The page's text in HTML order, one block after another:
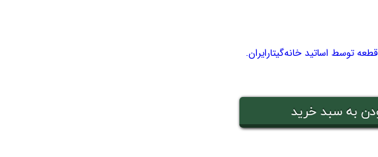
توسط اساتید خانه‌گیتار‌ایران.
به سبد خرید